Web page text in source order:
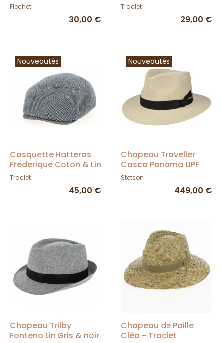
Flechet
30,00 €
Traclet
Traclet
29,00 €
Nouveautés
Casquette Hatteras
Frederique Coton & Lin
Bleu Marine- Traclet
Traclet
45,00 €
Nouveautés
Chapeau Traveller
Casco Panama UPF
40+ - Stetson
Stetson
449,00 €
Chapeau Trilby
Fonteno Lin Gris & noir
Chapeau de Paille
Cléo - Traclet